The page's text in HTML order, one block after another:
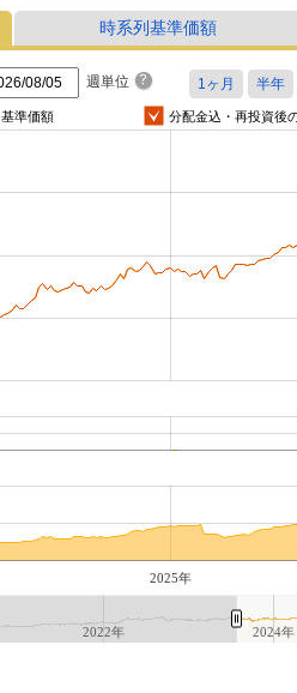
時系列基準価額
週単位
基準価額 分配金込・再投資後
2025年
2022年 2024年